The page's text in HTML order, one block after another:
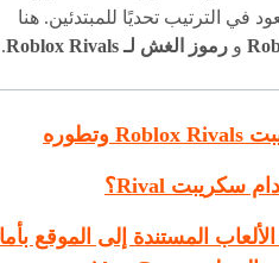
في الترتيب تحديًا للمبتدئين. هنا
و رموز الغش لـ Roblox Rivals .
المستندة إلى الموقع